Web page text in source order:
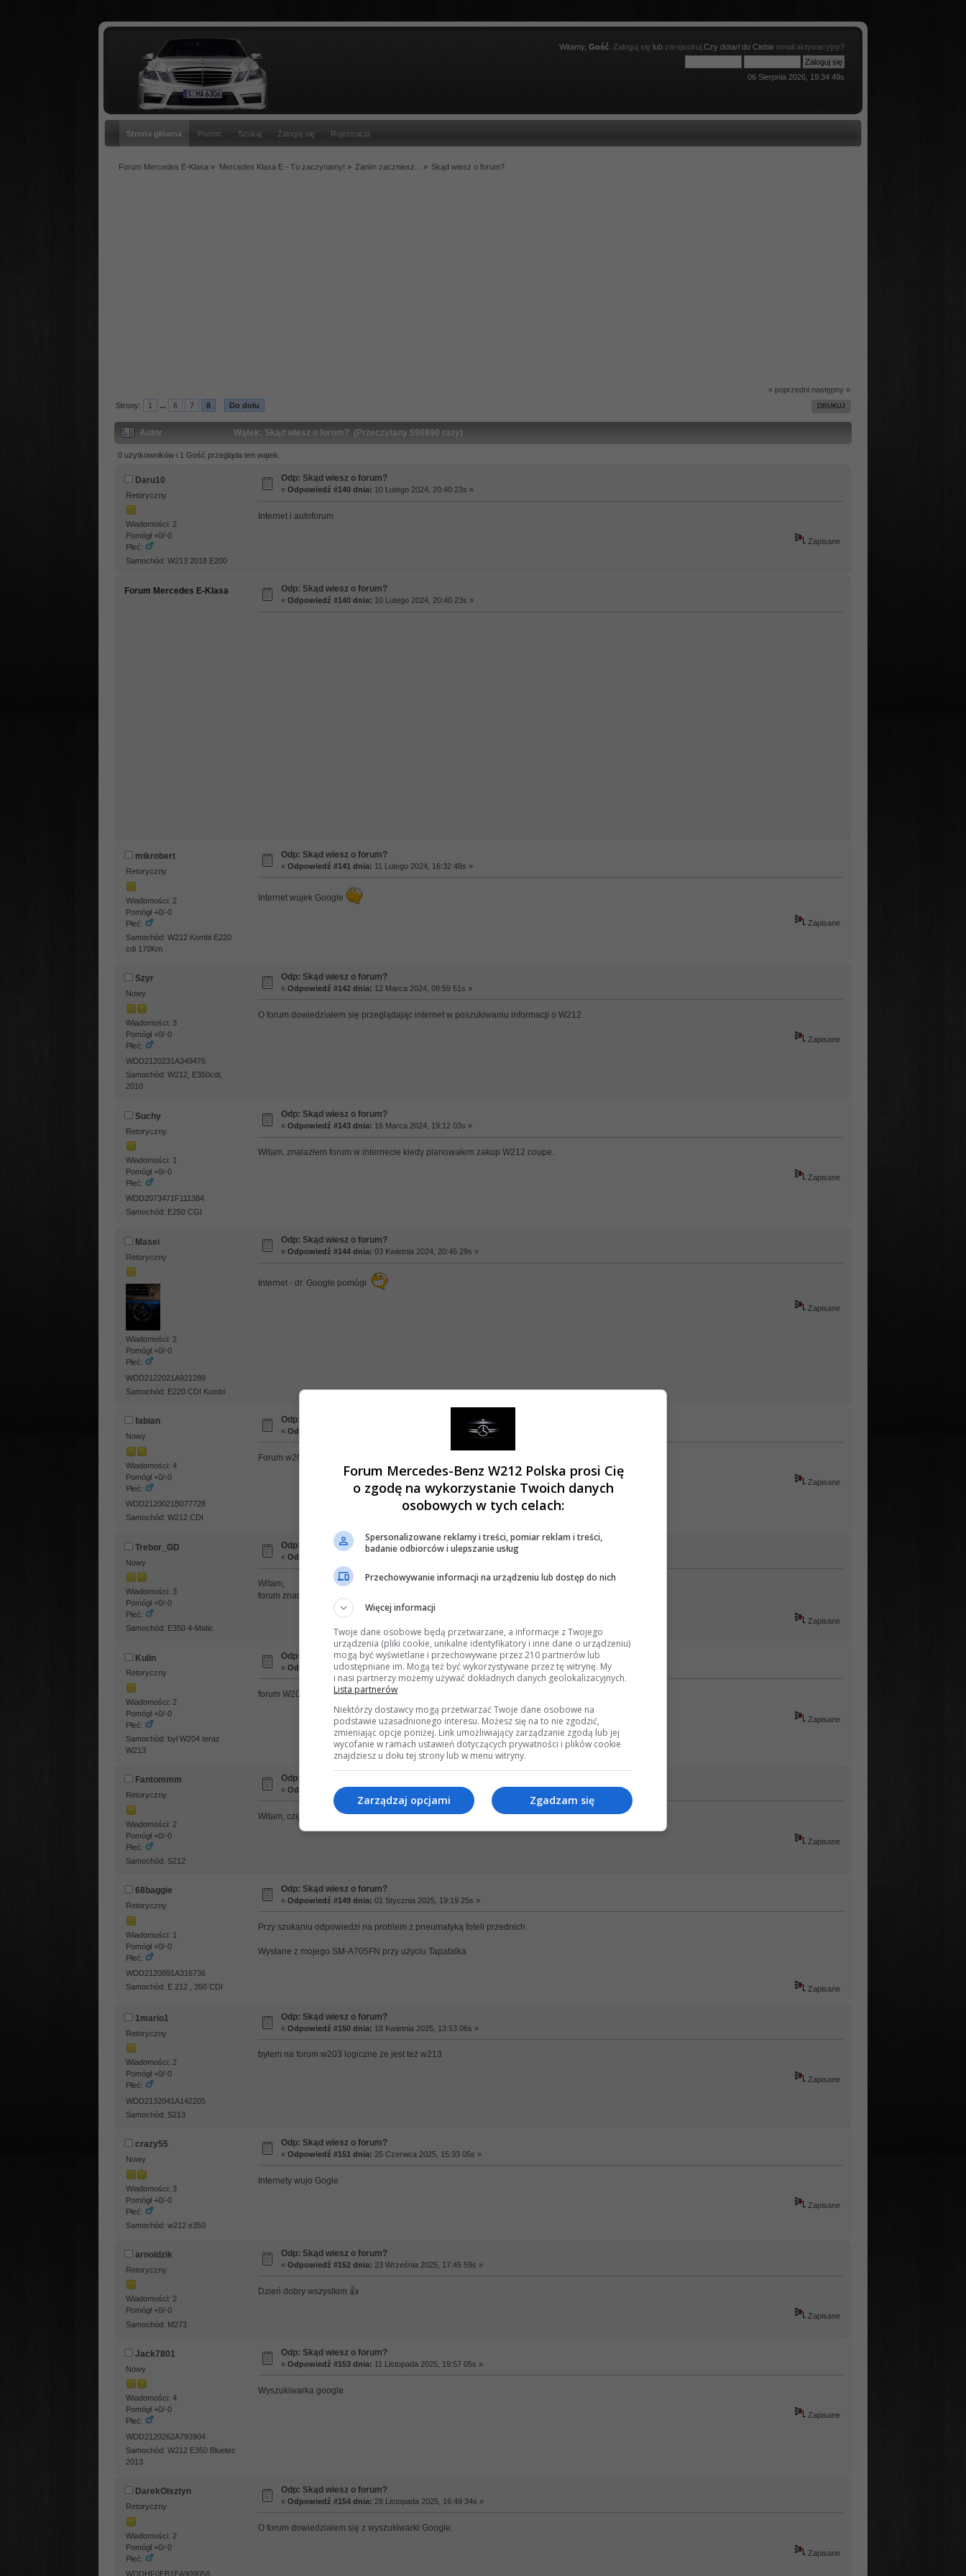
Witamy, Gość Zaloguj się lub zarejestruj .Czy dotarł do Ciebie email aktywacyjny?
06 Sierpnia 2026, 19:34 49s
Strona główna Pomoc Szukaj Zaloguj się Rejestracja
Forum Mercedes E-Klasa » Mercedes Klasa E - Tu zaczynamy! » Zanim zaczniesz... » Skąd wiesz o forum?
« poprzedni następny »
DRUKUJ
Strony: 1 ... 6 7 8 Do dołu
Autor Wątek: Skąd wiesz o forum? (Przeczytany 590890 razy)
0 użytkowników i 1 Gość przegląda ten wątek.
Daru10
Retoryczny
Wiadomości: 2
Pomógł +0/-0
Płeć:
Samochód: W213 2018 E200
Odp: Skąd wiesz o forum?
« Odpowiedź #140 dnia: 10 Lutego 2024, 20:40 23s »
Internet i autoforum
Zapisane
Forum Mercedes E-Klasa Odp: Skąd wiesz o forum?
« Odpowiedź #140 dnia: 10 Lutego 2024, 20:40 23s »
mikrobert
Retoryczny
Wiadomości: 2
Pomógł +0/-0
Płeć:
Samochód: W212 Kombi E220
cdi 170Km
Odp: Skąd wiesz o forum?
« Odpowiedź #141 dnia: 11 Lutego 2024, 16:32 48s »
Internet wujek Google
Zapisane
Szyr
Nowy
Wiadomości: 3
Pomógł +0/-0
Płeć:
WDD2120231A349476
Samochód: W212, E350cdi,
2010
Odp: Skąd wiesz o forum?
« Odpowiedź #142 dnia: 12 Marca 2024, 08:59 51s »
O forum dowiedziałem się przeglądając internet w poszukiwaniu informacji o W212.
Zapisane
Suchy
Retoryczny
Wiadomości: 1
Pomógł +0/-0
Płeć:
WDD2073471F111384
Samochód: E250 CGI
Odp: Skąd wiesz o forum?
« Odpowiedź #143 dnia: 16 Marca 2024, 19:12 03s »
Witam, znalazłem forum w internecie kiedy planowałem zakup W212 coupe.
Zapisane
Masei
Retoryczny
Wiadomości: 2
Pomógł +0/-0
Płeć:
WDD2122021A921289
Samochód: E220 CDI Kombi
Odp: Skąd wiesz o forum?
« Odpowiedź #144 dnia: 03 Kwietnia 2024, 20:45 29s »
Internet - dr. Google pomógł
Zapisane
fabian
Nowy
Wiadomości: 4
Pomógł +0/-0
Płeć:
WDD2120021B077728
Samochód: W212 CDI
Odp: Skąd wiesz o forum?
« Odpowiedź #145 dnia: 30 Sierpnia 2024, 14:39 32s »
Forum w203
Zapisane
Trebor_GD
Nowy
Wiadomości: 3
Pomógł +0/-0
Płeć:
Samochód: E350 4-Matic
Odp: Skąd wiesz o forum?
« Odpowiedź #146 dnia: 12 Września 2024, 20:52 14s »
Witam,
forum znane z sieci, często szukając o W212 wyświetlają się odnośniki.
Zapisane
Kulin
Retoryczny
Wiadomości: 2
Pomógł +0/-0
Płeć:
Samochód: był W204 teraz
W213
Odp: Skąd wiesz o forum?
« Odpowiedź #147 dnia:14 Października 2024, 23:00 10s »
forum W204, potem wujek google
Zapisane
Fantommm
Retoryczny
Wiadomości: 2
Pomógł +0/-0
Płeć:
Samochód: S212
Odp: Skąd wiesz o forum?
« Odpowiedź #148 dnia:15 Listopada 2024, 12:58 40s »
Witam, często szukając o W212 wyświetlają się odnośniki do forum.
Zapisane
68baggie
Retoryczny
Wiadomości: 1
Pomógł +0/-0
Płeć:
WDD2120891A316736
Samochód: E 212 , 350 CDI
Odp: Skąd wiesz o forum?
« Odpowiedź #149 dnia: 01 Stycznia 2025, 19:19 25s »
Przy szukaniu odpowiedzi na problem z pneumatyką foteli przednich.
Wysłane z mojego SM-A705FN przy użyciu Tapatalka
Zapisane
1mario1
Retoryczny
Wiadomości: 2
Pomógł +0/-0
Płeć:
WDD2132041A142205
Samochód: S213
Odp: Skąd wiesz o forum?
« Odpowiedź #150 dnia: 18 Kwietnia 2025, 13:53 06s »
byłem na forum w203 logiczne że jest też w213
Zapisane
crazy55
Nowy
Wiadomości: 3
Pomógł +0/-0
Płeć:
Samochód: w212 e350
Odp: Skąd wiesz o forum?
« Odpowiedź #151 dnia: 25 Czerwca 2025, 15:33 05s »
Internety wujo Gogle
Zapisane
arnoldzik
Retoryczny
Wiadomości: 2
Pomógł +0/-0
Samochód: M273
Odp: Skąd wiesz o forum?
« Odpowiedź #152 dnia: 23 Września 2025, 17:45 59s »
Dzień dobry wszystkim 👍
Zapisane
Jack7801
Nowy
Wiadomości: 4
Pomógł +0/-0
Płeć:
WDD2120262A793904
Samochód: W212 E350 Bluetec
2013
Odp: Skąd wiesz o forum?
« Odpowiedź #153 dnia: 11 Listopada 2025, 19:57 05s »
Wyszukiwarka google
Zapisane
DarekOlsztyn
Retoryczny
Wiadomości: 2
Pomógł +0/-0
Płeć:
WDDHF0EB1EA909058
Odp: Skąd wiesz o forum?
« Odpowiedź #154 dnia: 28 Listopada 2025, 16:49 34s »
O forum dowiedziałem się z wyszukiwarki Google.
Zapisane
Forum Mercedes-Benz W212 Polska prosi Cię
o zgodę na wykorzystanie Twoich danych
osobowych w tych celach:
Spersonalizowane reklamy i treści, pomiar reklam i treści,
badanie odbiorców i ulepszanie usług
Przechowywanie informacji na urządzeniu lub dostęp do nich
Więcej informacji
Twoje dane osobowe będą przetwarzane, a informacje z Twojego
urządzenia (pliki cookie, unikalne identyfikatory i inne dane o urządzeniu)
mogą być wyświetlane i przechowywane przez 210 partnerów lub
udostępniane im. Mogą też być wykorzystywane przez tę witrynę. My
i nasi partnerzy możemy używać dokładnych danych geolokalizacyjnych.
Lista partnerów
Niektórzy dostawcy mogą przetwarzać Twoje dane osobowe na
podstawie uzasadnionego interesu. Możesz się na to nie zgodzić,
zmieniając opcje poniżej. Link umożliwiający zarządzanie zgodą lub jej
wycofanie w ramach ustawień dotyczących prywatności i plików cookie
znajdziesz u dołu tej strony lub w menu witryny.
Zgadzam się
Zarządzaj opcjami